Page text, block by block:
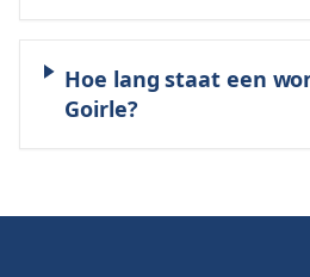
Hoe lang staat een
Goirle?